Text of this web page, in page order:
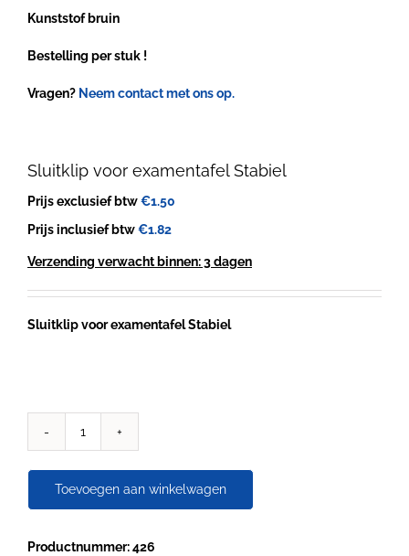
Sluitklip voor examentafel Stabiel
Prijs exclusief btw€1.50
Prijs inclusief btw€1.82
Verzending verwacht binnen: 3 dagen
Sluitklip voor examentafel Stabiel
Sluitklip
Stabiel
Toevoegen aan winkelwagen
Productnummer: 426
Kunststof bruin
Bestelling per stuk !
Vragen? Neem contact met ons op.